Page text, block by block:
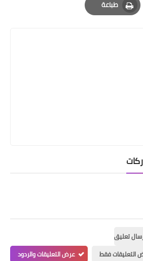
طباعة
Print
تعليق
التعليقات فقط
عرض التعليقات والردود